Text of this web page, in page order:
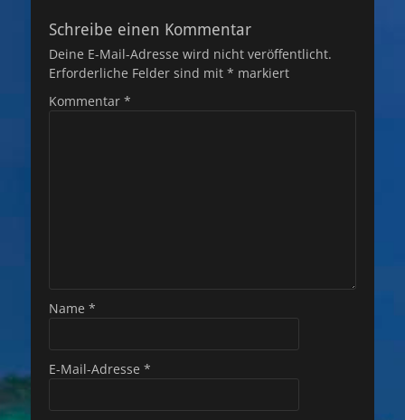
Schreibe einen Kommentar
Deine E-Mail-Adresse wird nicht veröffentlicht.
Erforderliche Felder sind mit * markiert
Kommentar *
Name *
E-Mail-Adresse *